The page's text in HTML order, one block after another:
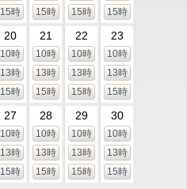
15時
15時
15時
15時
20
10時
13時
15時
21
10時
13時
15時
22
10時
13時
15時
23
10時
13時
15時
27
10時
13時
15時
28
10時
13時
15時
29
10時
13時
15時
30
10時
13時
15時